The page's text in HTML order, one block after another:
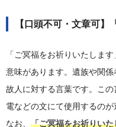
【口頭不可・文章可】
「ご冥福をお祈りいたしま
意味があります。遺族や関
故人に対する言葉です。こ
電などの文にて使用するのが
なお、 「ご冥福をお祈りい